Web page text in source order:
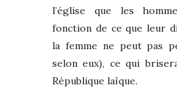
l’église que les
fonction de ce que leur
la femme ne peut pas
selon eux), ce qui
République laïque.